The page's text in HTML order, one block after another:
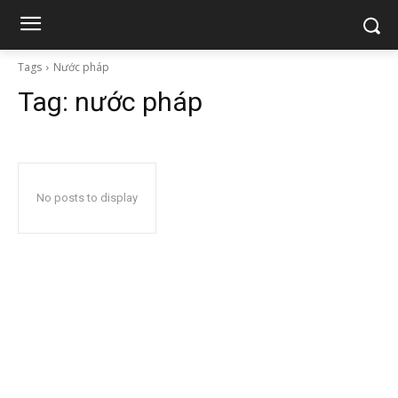
Tags Nước pháp
Tag: nước pháp
No posts to display